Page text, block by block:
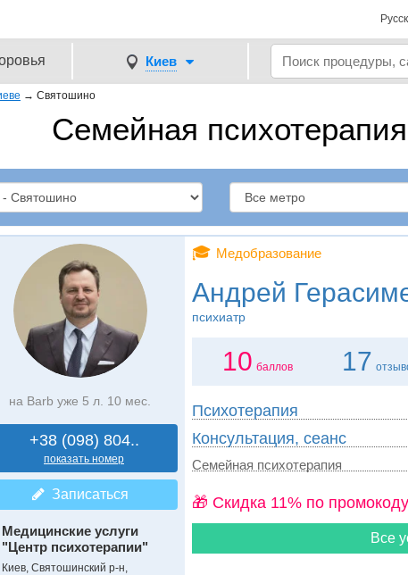
Киев
→ Святошино
Семейная
на Barb уже 5 л. 10 мес.
+38 (098) 804..
показать номер
Записаться
Медицинские услуги
"Центр психотерапии"
Киев, Святошинский р-н,
🎓 Медобразование
Андрей
психиатр
10 баллов 17
Психотерапия
Консультация, сеанс
Семейная психотерапия
🎁 Cкидка 11% по
Все